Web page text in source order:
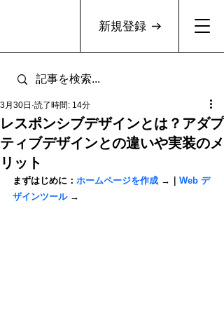
新規登録
レスポンシブデザインとは？アダプ
ティブデザインとの違いや実装のメ
リット
3月30日 読了時間: 14分
まずはじめに： ホームページを作成 →｜ Web デ
ザインツール →